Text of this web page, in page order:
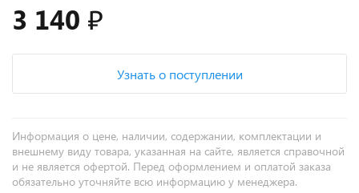
3 140 ₽
Узнать о поступлении
Информация о цене, наличии, содержании, комплектации и
внешнему виду товара, указанная на сайте, является справочной
и не является офертой. Перед оформлением и оплатой заказа
обязательно уточняйте всю информацию у менеджера.